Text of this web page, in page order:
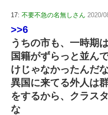
17: 不要不急の名無しさん 2020/
>>6
うちの市も、一時期
国籍がずらっと並ん
けじゃなかったんだ
異国に来てる外人は
をするから、クラス
な